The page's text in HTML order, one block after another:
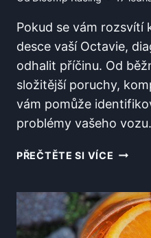
Pokud se vám rozsvítí
desce vaší Octavie,
odhalit příčinu. Od
složitější poruchy,
vám pomůže
problémy vašeho vozu.
PŘEČTĚTE SI VÍCE CO
AUTA